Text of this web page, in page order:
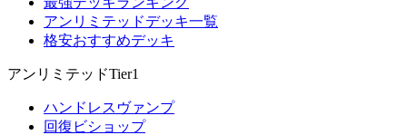
アンリミテッドデッキ一覧
格安おすすめデッキ
アンリミテッドTier1
ハンドレスヴァンプ
回復ビショップ